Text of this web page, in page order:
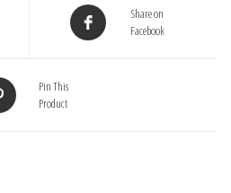
Share on
Facebook
Pin This
Product